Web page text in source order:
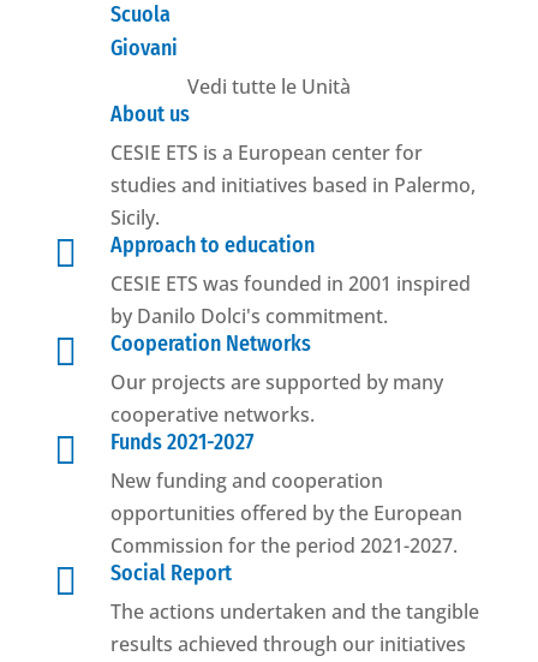
Scuola
Giovani
Vedi tutte le Unità
About us
CESIE ETS is a European center for
studies and initiatives based in Palermo,
Sicily.

Approach to education
CESIE ETS was founded in 2001 inspired
by Danilo Dolci's commitment.

Cooperation Networks
Our projects are supported by many
cooperative networks.

Funds 2021-2027
New funding and cooperation
opportunities offered by the European
Commission for the period 2021-2027.

Social Report
The actions undertaken and the tangible
results achieved through our initiatives